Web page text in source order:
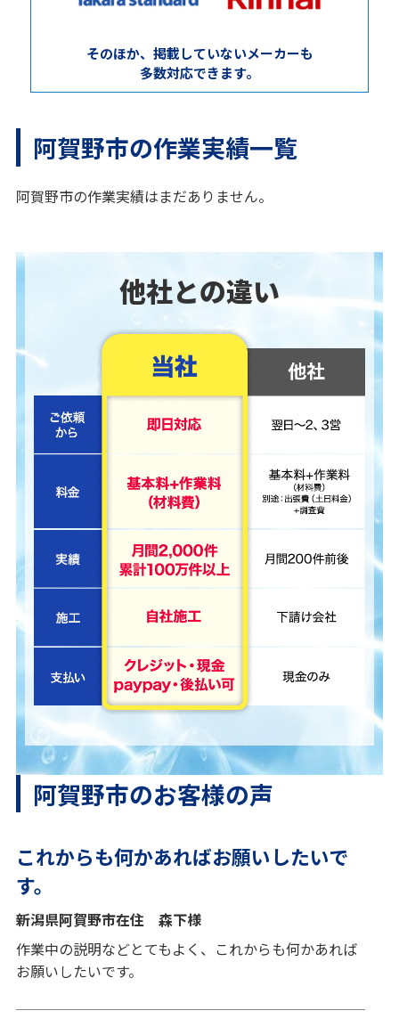
そのほか、掲載していないメーカーも
多数対応できます。
阿賀野市の作業実績一覧
阿賀野市の作業実績はまだありません。
他社との違い
阿賀野市のお客様の声
これからも何かあればお願いしたいで
す。
新潟県阿賀野市在住 森下様
作業中の説明などとてもよく、これからも何かあれば
お願いしたいです。